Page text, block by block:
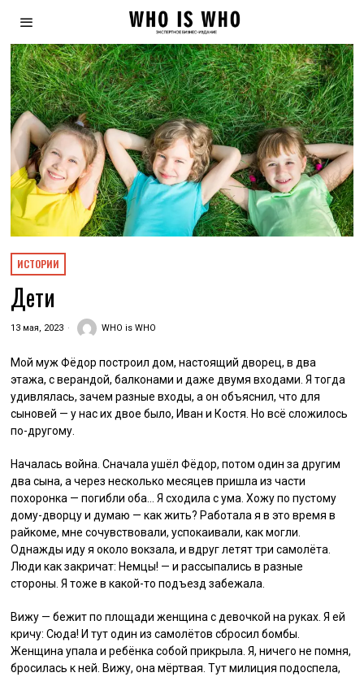
ИСТОРИИ
Дети
13 мая, 2023 WHO is WHO
Мой муж Фёдор построил дом, настоящий дворец, в два
этажа, с верандой, балконами и даже двумя входами. Я тогда
удивлялась, зачем разные входы, а он объяснил, что для
сыновей — у нас их двое было, Иван и Костя. Но всё сложилось
по-другому.
Началась война. Сначала ушёл Фёдор, потом один за другим
два сына, а через несколько месяцев пришла из части
похоронка — погибли оба… Я сходила с ума. Хожу по пустому
дому-дворцу и думаю — как жить? Работала я в это время в
райкоме, мне сочувствовали, успокаивали, как могли.
Однажды иду я около вокзала, и вдруг летят три самолёта.
Люди как закричат: Немцы! — и рассыпались в разные
стороны. Я тоже в какой-то подъезд забежала.
Вижу — бежит по площади женщина с девочкой на руках. Я ей
кричу: Сюда! И тут один из самолётов сбросил бомбы.
Женщина упала и ребёнка собой прикрыла. Я, ничего не помня,
бросилась к ней. Вижу, она мёртвая. Тут милиция подоспела,